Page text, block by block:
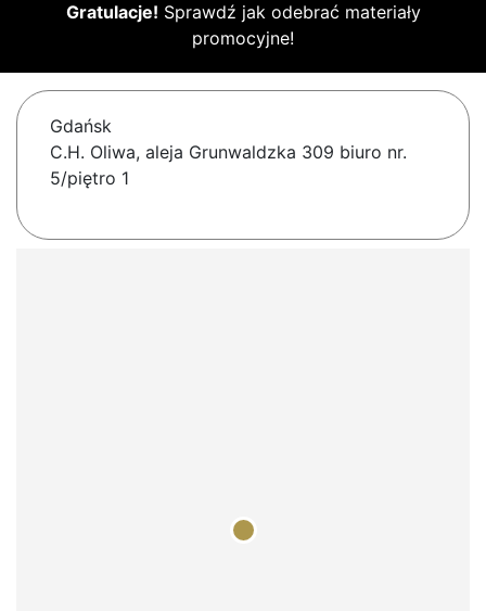
Gratulacje! Sprawdź jak odebrać materiały
promocyjne!
Gdańsk
C.H. Oliwa, aleja Grunwaldzka 309 biuro nr.
5/piętro 1